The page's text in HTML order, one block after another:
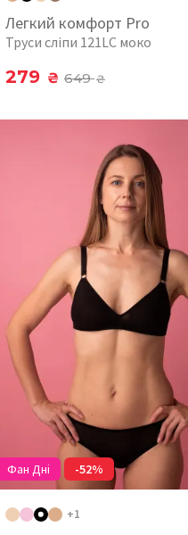
Легкий комфорт Pro
Труси сліпи 121LC моко
279 ₴ 649₴
Фан Дні -52%
+1